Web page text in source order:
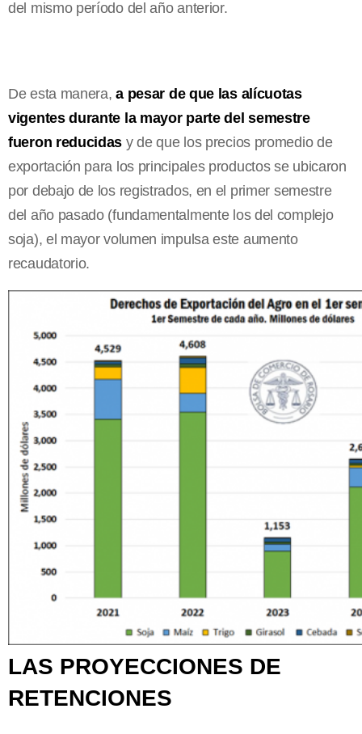
del mismo período del año anterior.
De esta manera,a pesar de que las alícuotas
vigentes durante la mayor parte del semestre
fueron reducidas y de que los precios promedio de
exportación para los principales productos se ubicaron
por debajo de los registrados, en el primer semestre
del año pasado (fundamentalmente los del complejo
soja), el mayor volumen impulsa este aumento
recaudatorio.
LAS PROYECCIONES DE
RETENCIONES